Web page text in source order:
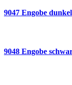
9047 Engobe
9048 Engobe